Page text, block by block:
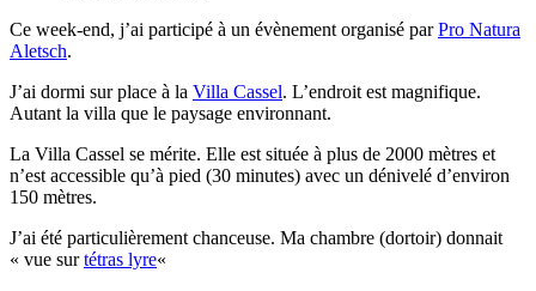
Ce week-end, j’ai participé à un évènement organisé parPro Natura
Aletsch.
J’ai dormi sur place à la Villa Cassel. L’endroit est magnifique.
Autant la villa que le paysage environnant.
La Villa Cassel se mérite. Elle est située à plus de 2000 mètres et
n’est accessible qu’à pied (30 minutes) avec un dénivelé d’environ
150 mètres.
J’ai été particulièrement chanceuse. Ma chambre (dortoir) donnait
« vue surtétras lyre«